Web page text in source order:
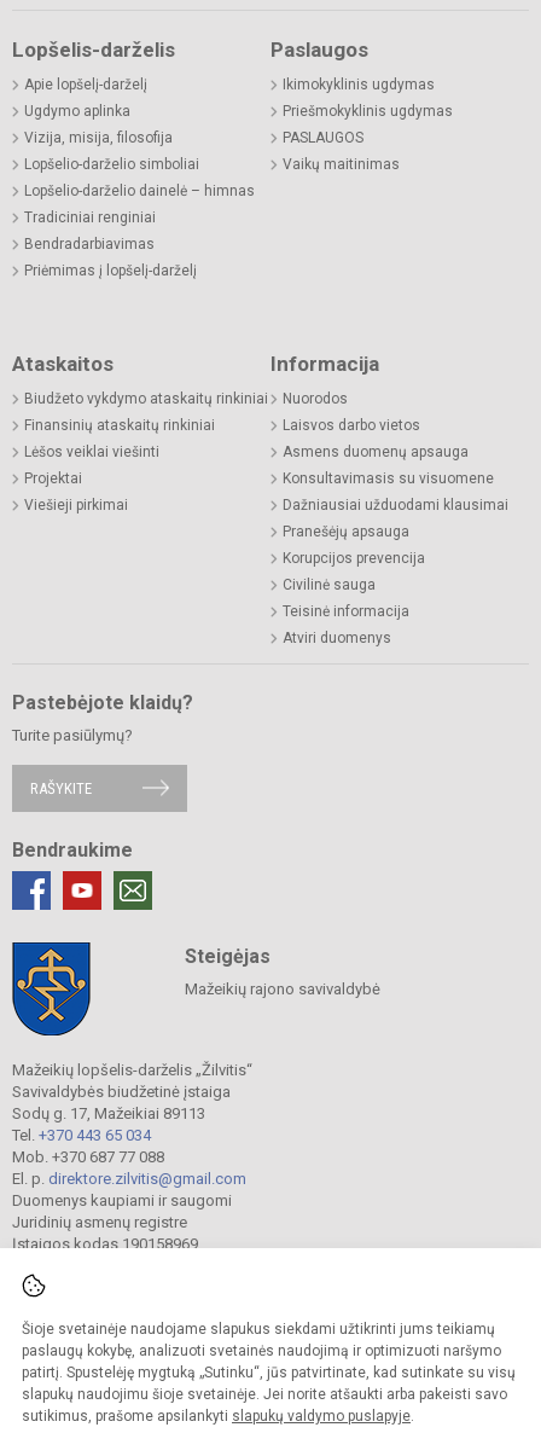
Šioje svetainėje naudojame slapukus siekdami užtikrinti jums teikiamų
paslaugų kokybę, analizuoti svetainės naudojimą ir optimizuoti naršymo
patirtį. Spustelėję mygtuką „Sutinku“, jūs patvirtinate, kad sutinkate su visų
slapukų naudojimu šioje svetainėje. Jei norite atšaukti arba pakeisti savo
sutikimus, prašome apsilankyti slapukų valdymo puslapyje.
Lopšelis-darželis
Apie lopšelį-darželį
Ugdymo aplinka
Vizija, misija, filosofija
Lopšelio-darželio simboliai
Lopšelio-darželio dainelė – himnas
Tradiciniai renginiai
Bendradarbiavimas
Priėmimas į lopšelį-darželį
Paslaugos
Ikimokyklinis ugdymas
Priešmokyklinis ugdymas
PASLAUGOS
Vaikų maitinimas
Ataskaitos
Biudžeto vykdymo ataskaitų rinkiniai
Finansinių ataskaitų rinkiniai
Lėšos veiklai viešinti
Projektai
Viešieji pirkimai
Informacija
Nuorodos
Laisvos darbo vietos
Asmens duomenų apsauga
Konsultavimasis su visuomene
Dažniausiai užduodami klausimai
Pranešėjų apsauga
Korupcijos prevencija
Civilinė sauga
Teisinė informacija
Atviri duomenys
Pastebėjote klaidų?
Turite pasiūlymų?
RAŠYKITE
Bendraukime
Steigėjas
Mažeikių rajono savivaldybė
Mažeikių lopšelis-darželis „Žilvitis“
Savivaldybės biudžetinė įstaiga
Sodų g. 17, Mažeikiai 89113
Tel. +370 443 65 034
Mob. +370 687 77 088
El. p. direktore.zilvitis@gmail.com
Duomenys kaupiami ir saugomi
Juridinių asmenų registre
Įstaigos kodas 190158969
© 2024. Mažeikių lopšelis-darželis „Žilvitis“. Visos teisės saugomos.
Kopijuoti turinį be raštiško įstaigos administracijos sutikimo griežtai draudžiama.
Prieinamumo paraiška Slapukų valdymas
Sumanus būdas atnaujinti